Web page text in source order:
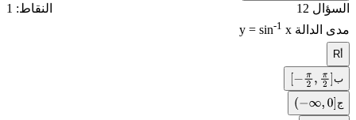
السؤال 12
النقاط: 1
مدى الدالة
y = sin-1x
R
ب [−π2, π2]
ج
(−∞,0]